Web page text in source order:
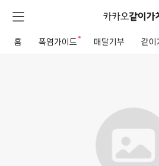
메
펼
카
오
이
홈 폭염가이드새로운 알림
매달기부 같이